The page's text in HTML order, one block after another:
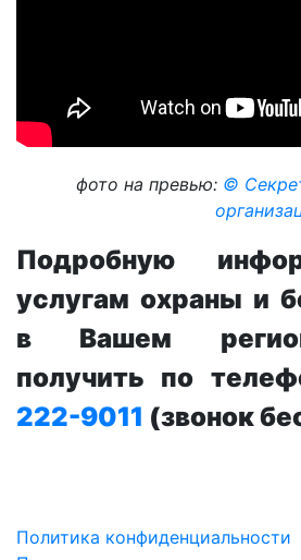
фото на превью: ©
Подробную
услугам охраны и
в Вашем
получить по
222-9011 (звонок
Политика конфиденциальности